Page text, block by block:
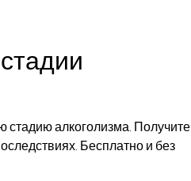
стадию алкоголизма. Получите
Бесплатно и без